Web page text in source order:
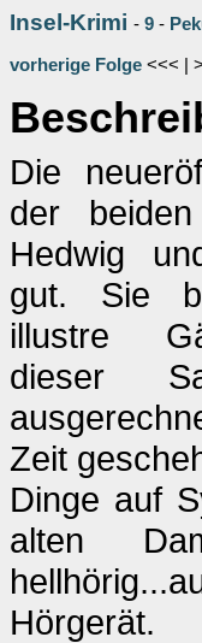
Insel-Krimi - 9 -
vorherige Folge <<< |
Die
der beiden
Hedwig
gut. Sie
illustre
dieser
Zeit
Dinge auf
alten
Hörgerät.